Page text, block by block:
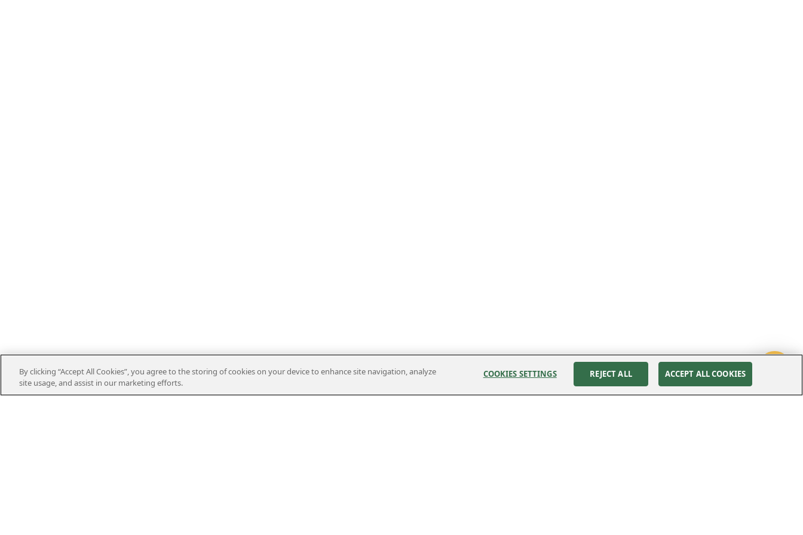
By clicking “Accept All Cookies”, you agree to the storing of cookies on your device to enhance site navigation, analyze
site usage, and assist in our marketing efforts.
COOKIES SETTINGS REJECT ALL ACCEPT ALL COOKIES